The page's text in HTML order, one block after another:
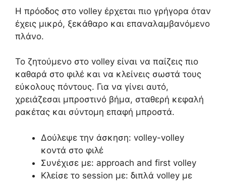
Η πρόοδος στο volley έρχεται πιο γρήγορα όταν
έχεις μικρό, ξεκάθαρο και επαναλαμβανόμενο
πλάνο.
Το ζητούμενο στο volley είναι να παίζεις πιο
καθαρά στο φιλέ και να κλείνεις σωστά τους
εύκολους πόντους. Για να γίνει αυτό,
χρειάζεσαι μπροστινό βήμα, σταθερή κεφαλή
ρακέτας και σύντομη επαφή μπροστά.
Δούλεψε την άσκηση: volley-volley
κοντά στο φιλέ
Συνέχισε με: approach and first volley
Κλείσε το session με: διπλά volley με